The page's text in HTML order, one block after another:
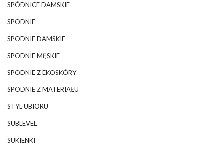
SPÓDNICE DAMSKIE
SPODNIE
SPODNIE DAMSKIE
SPODNIE MĘSKIE
SPODNIE Z EKOSKÓRY
SPODNIE Z MATERIAŁU
STYL UBIORU
SUBLEVEL
SUKIENKI